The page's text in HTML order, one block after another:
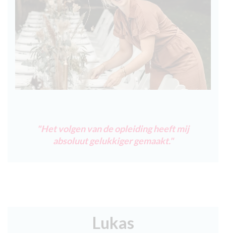
"Het volgen van de opleiding heeft mij
absoluut gelukkiger gemaakt."
Lukas